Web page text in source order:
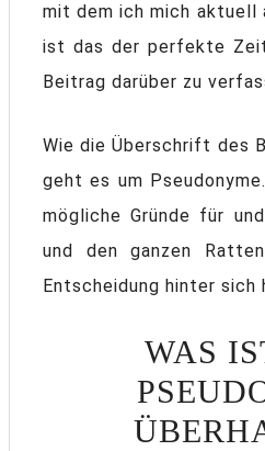
mit dem ich mich aktuell
ist das der perfekte
Beitrag darüber zu
Wie die Überschrift des
geht es um
mögliche Gründe für
und den ganzen
Entscheidung hinter sich
WAS